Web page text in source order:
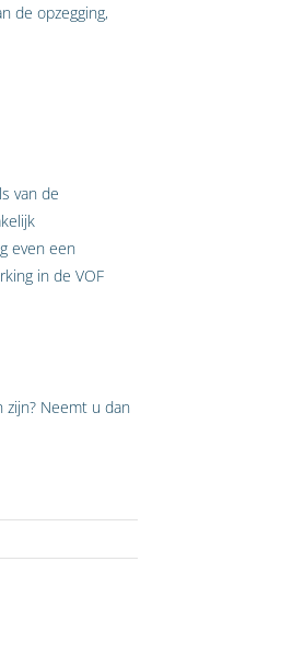
de opzegging,
van de
even een
in de VOF
Neemt u dan